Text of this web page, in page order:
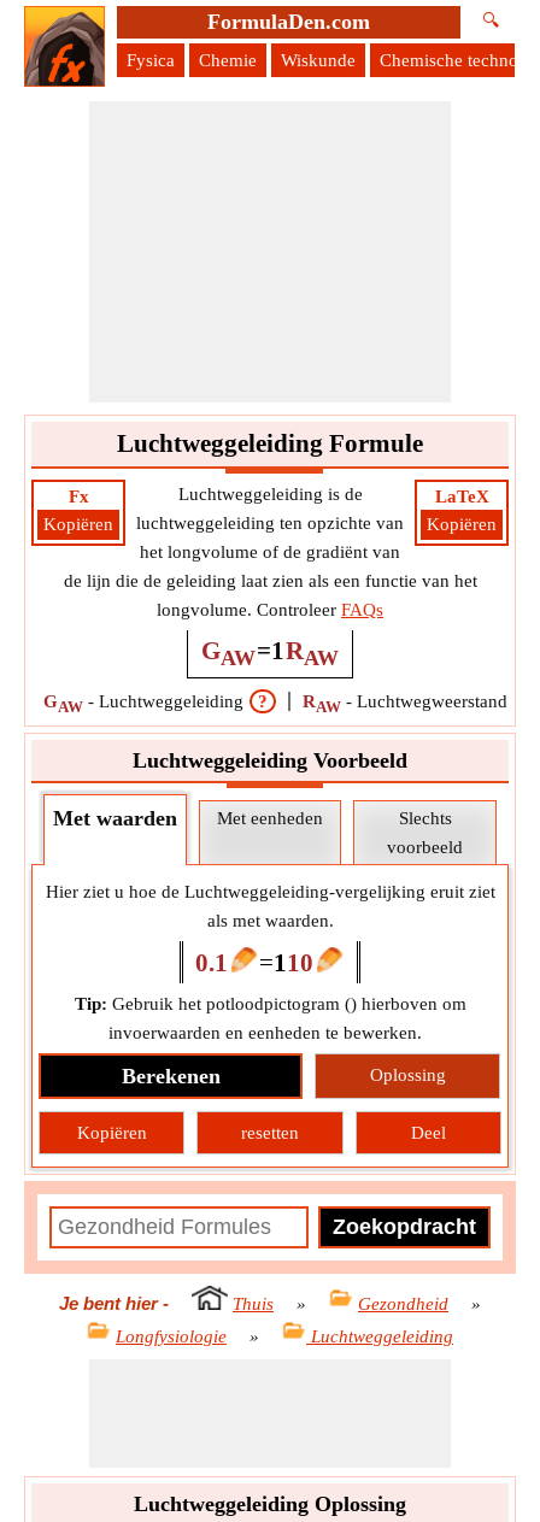
FormulaDen.com 🔍
Fysica Chemie Wiskunde Chemische
Luchtweggeleiding Formule
Fx
Kopiëren
LaTeX
Kopiëren
Luchtweggeleiding is de
luchtweggeleiding ten opzichte van
het longvolume of de gradiënt van
de lijn die de geleiding laat zien als een functie van het
longvolume. Controleer FAQs
GAW=1RAW
GAW - Luchtweggeleiding ? RAW - Luchtwegweerstand
Luchtweggeleiding Voorbeeld
Met waarden Met eenheden
Slechts
voorbeeld
Hier ziet u hoe de Luchtweggeleiding-vergelijking eruit ziet
als met waarden.
0.1 =110
Tip: Gebruik het potloodpictogram () hierboven om
invoerwaarden en eenheden te bewerken.
Berekenen Oplossing
Kopiëren resetten Deel
Je bent hier- Thuis » Gezondheid
»
Longfysiologie
» Luchtweggeleiding
Luchtweggeleiding Oplossing